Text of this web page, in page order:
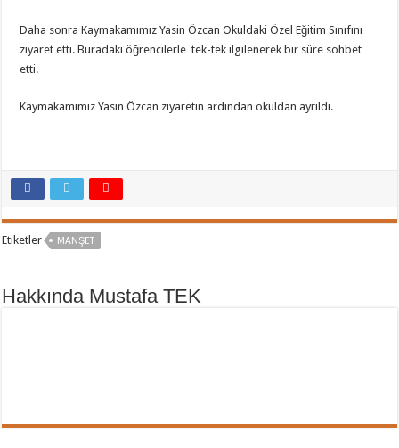
Daha sonra Kaymakamımız Yasin Özcan Okuldaki Özel Eğitim Sınıfını
ziyaret etti. Buradaki öğrencilerle tek-tek ilgilenerek bir süre sohbet
etti.
Kaymakamımız Yasin Özcan ziyaretin ardından okuldan ayrıldı.
Etiketler MANŞET
Hakkında Mustafa TEK